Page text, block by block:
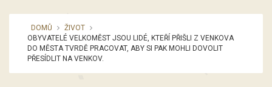
DOMŮ
ŽIVOT
OBYVATELÉ VELKOMĚST JSOU LIDÉ, KTEŘÍ PŘIŠLI Z VENKOVA
DO MĚSTA TVRDĚ PRACOVAT, ABY SI PAK MOHLI DOVOLIT
PŘESÍDLIT NA VENKOV.